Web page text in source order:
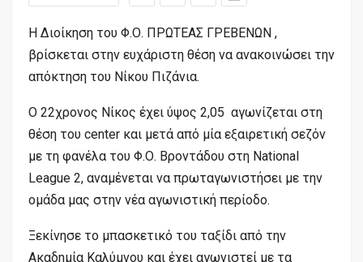
Η Διοίκηση του Φ.Ο. ΠΡΩΤΕΑΣ ΓΡΕΒΕΝΩΝ ,
βρίσκεται στην ευχάριστη θέση να ανακοινώσει την
απόκτηση του Νίκου Πιζάνια.
Ο 22χρονος Νίκος έχει ύψος 2,05 αγωνίζεται στη
θέση του center και μετά από μία εξαιρετική σεζόν
με τη φανέλα του Φ.Ο. Βροντάδου στη National
League 2, αναμένεται να πρωταγωνιστήσει με την
ομάδα μας στην νέα αγωνιστική περίοδο.
Ξεκίνησε το μπασκετικό του ταξίδι από την
Ακαδημία Καλύμνου και έχει αγωνιστεί με τα